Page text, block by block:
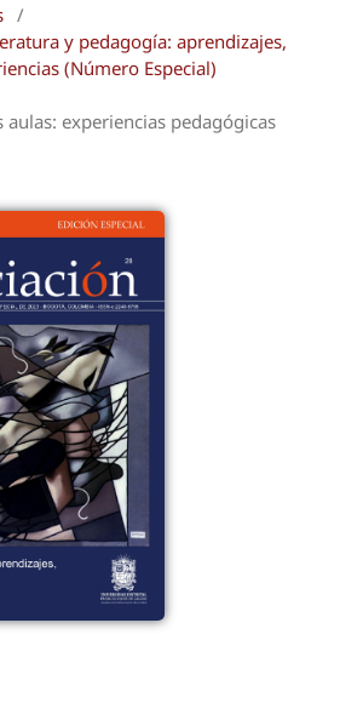
/
y pedagogía: aprendizajes,
(Número Especial)
aulas: experiencias pedagógicas